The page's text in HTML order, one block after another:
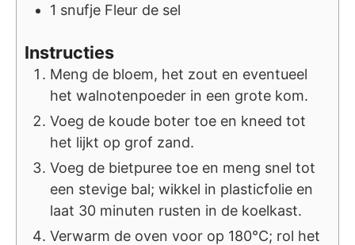
1 snufje Fleur de sel
Instructies
Meng de bloem, het zout en eventueel
het walnotenpoeder in een grote kom.
Voeg de koude boter toe en kneed tot
het lijkt op grof zand.
Voeg de bietpuree toe en meng snel tot
een stevige bal; wikkel in plasticfolie en
laat 30 minuten rusten in de koelkast.
Verwarm de oven voor op 180°C; rol het